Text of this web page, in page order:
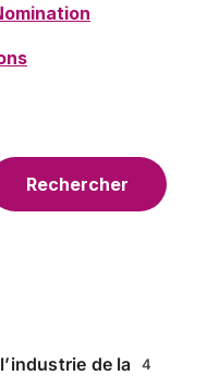
de la
4